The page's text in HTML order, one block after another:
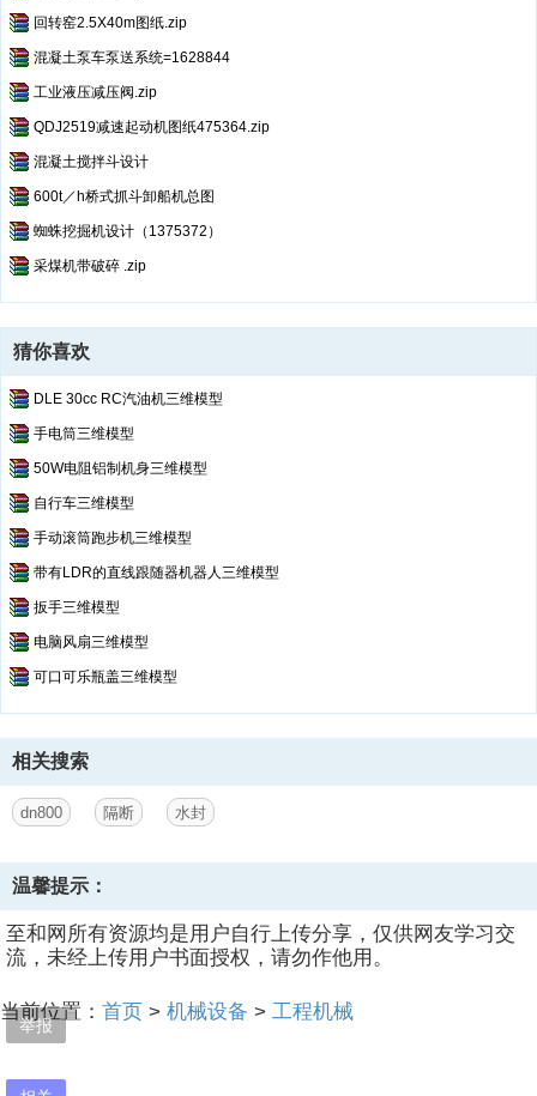
举报
回转窑2.5X40m图纸.zip
混凝土泵车泵送系统=1628844
工业液压减压阀.zip
QDJ2519减速起动机图纸475364.zip
混凝土搅拌斗设计
600t／h桥式抓斗卸船机总图
蜘蛛挖掘机设计（1375372）
采煤机带破碎 .zip
猜你喜欢
DLE 30cc RC汽油机三维模型
手电筒三维模型
50W电阻铝制机身三维模型
自行车三维模型
手动滚筒跑步机三维模型
带有LDR的直线跟随器机器人三维模型
扳手三维模型
电脑风扇三维模型
可口可乐瓶盖三维模型
相关搜索
dn800 隔断 水封
温馨提示：
至和网所有资源均是用户自行上传分享，仅供网友学习交
流，未经上传用户书面授权，请勿作他用。
当前位置： 首页 > 机械设备 > 工程机械